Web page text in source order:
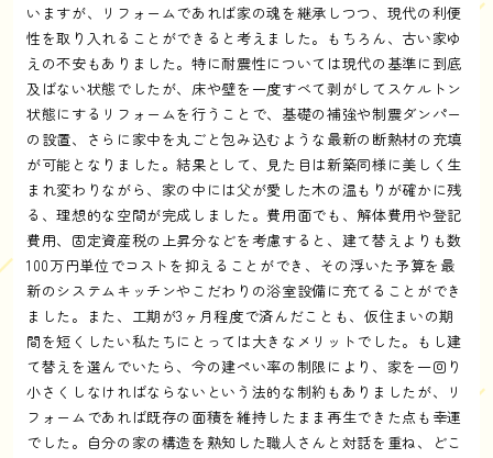
いますが、リフォームであれば家の魂を継承しつつ、現代の利便
性を取り入れることができると考えました。もちろん、古い家ゆ
えの不安もありました。特に耐震性については現代の基準に到底
及ばない状態でしたが、床や壁を一度すべて剥がしてスケルトン
状態にするリフォームを行うことで、基礎の補強や制震ダンパー
の設置、さらに家中を丸ごと包み込むような最新の断熱材の充填
が可能となりました。結果として、見た目は新築同様に美しく生
まれ変わりながら、家の中には父が愛した木の温もりが確かに残
る、理想的な空間が完成しました。費用面でも、解体費用や登記
費用、固定資産税の上昇分などを考慮すると、建て替えよりも数
100万円単位でコストを抑えることができ、その浮いた予算を最
新のシステムキッチンやこだわりの浴室設備に充てることができ
ました。また、工期が3ヶ月程度で済んだことも、仮住まいの期
間を短くしたい私たちにとっては大きなメリットでした。もし建
て替えを選んでいたら、今の建ぺい率の制限により、家を一回り
小さくしなければならないという法的な制約もありましたが、リ
フォームであれば既存の面積を維持したまま再生できた点も幸運
でした。自分の家の構造を熟知した職人さんと対話を重ね、どこ